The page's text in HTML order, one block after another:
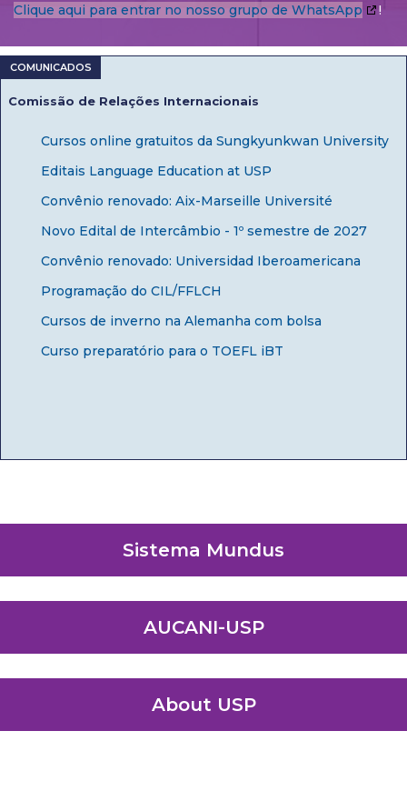
Clique aqui para entrar no nosso grupo de WhatsApp
!
Comissão de Relações Internacionais
Cursos online gratuitos da Sungkyunkwan University
Editais Language Education at USP
Convênio renovado: Aix-Marseille Université
Novo Edital de Intercâmbio - 1º semestre de 2027
Convênio renovado: Universidad Iberoamericana
Programação do CIL/FFLCH
Cursos de inverno na Alemanha com bolsa
Curso preparatório para o TOEFL iBT
Sistema Mundus
AUCANI-USP
About USP